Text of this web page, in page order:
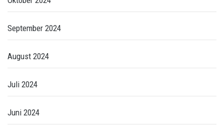
September 2024
August 2024
Juli 2024
Juni 2024